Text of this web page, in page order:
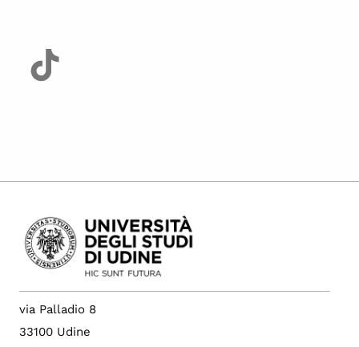
via Palladio 8
33100 Udine